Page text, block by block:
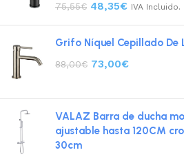
75,55€ 48,35€ IVA Incluido.
Grifo Níquel Cepillado De
88,00€ 73,00€
VALAZ Barra de ducha
ajustable hasta 120CM
30cm